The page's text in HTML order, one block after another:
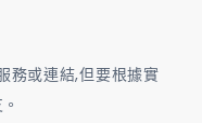
務或連結,但要根據實